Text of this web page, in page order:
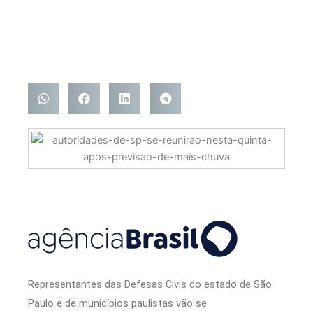
Representantes das Defesas Civis do estado de São
Paulo e de municípios paulistas vão se